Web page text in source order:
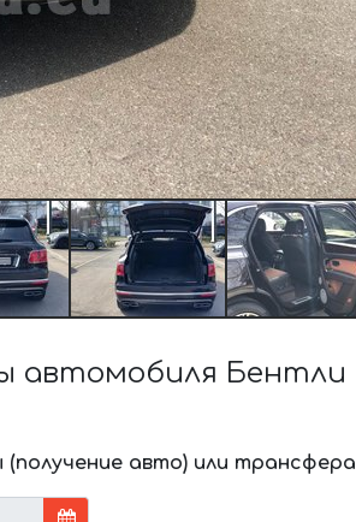
автомобиля Бентли
авто) или трансфера